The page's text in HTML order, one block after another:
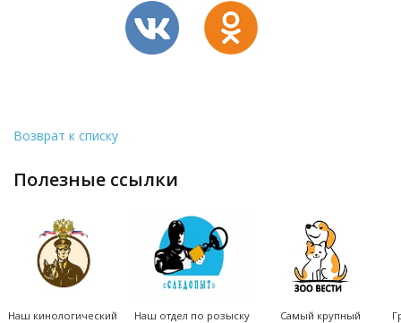
Возврат к списку
полезные ссылки
Наш кинологический
Наш отдел по розыску
Самый крупный